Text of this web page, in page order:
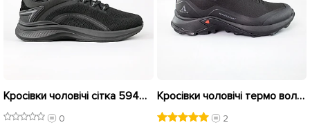
Кросівки чоловічі сітка 594465 Чорні розпродаж
0
Кросівки чоловічі термо вологостійкі 592715 Чорні
2